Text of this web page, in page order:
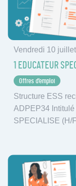
Vendredi 10
1 EDUCATEUR
Offres d’emploi
Structure ESS
ADPEP34
SPECIALISE (H/